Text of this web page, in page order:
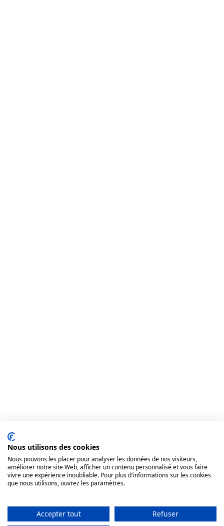
Nous utilisons des cookies
Nous pouvons les placer pour analyser les données de nos visiteurs,
améliorer notre site Web, afficher un contenu personnalisé et vous faire
vivre une expérience inoubliable. Pour plus d'informations sur les cookies
que nous utilisons, ouvrez les paramètres.
Accepter tout Refuser